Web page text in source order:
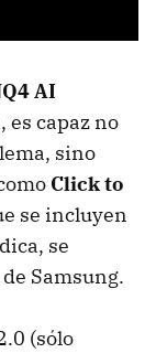
AI
es capaz no
sino
Click to
se incluyen
se
Samsung.
(sólo